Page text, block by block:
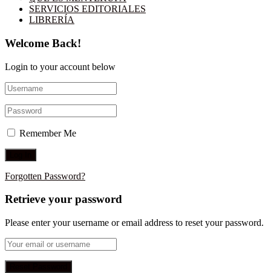
SERVICIOS EDITORIALES
LIBRERÍA
Welcome Back!
Login to your account below
Remember Me
Forgotten Password?
Retrieve your password
Please enter your username or email address to reset your password.